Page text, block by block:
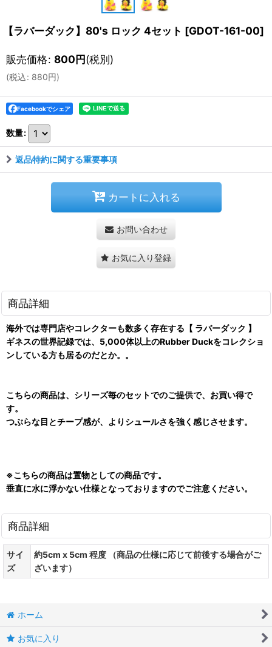
【ラバーダック】80's ロック 4セット [GDOT-161-00]
販売価格: 800円(税別)
(税込: 880円)
Facebookでシェア
数量:
返品特約に関する重要事項
カートに入れる
お問い合わせ
お気に入り登録
商品詳細
海外では専門店やコレクターも数多く存在する【 ラバーダック 】
ギネスの世界記録では、5,000体以上のRubber Duckをコレクショ
ンしている方も居るのだとか。。
こちらの商品は、シリーズ毎のセットでのご提供で、お買い得で
す。
つぶらな目とチープ感が、よりシュールさを強く感じさせます。
※こちらの商品は置物としての商品です。
垂直に水に浮かない仕様となっておりますのでご注意ください。
商品詳細
サイ
ズ
約5cm x 5cm 程度 （商品の仕様に応じて前後する場合がご
ざいます）
ホーム
お気に入り